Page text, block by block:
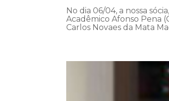
No dia 06/04, a nossa
Acadêmico Afonso Pena
Carlos Novaes da Mata